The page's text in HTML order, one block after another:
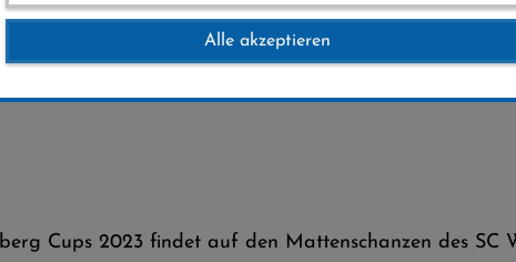
Cups 2023 findet auf den Mattenschanzen des
Alle akzeptieren